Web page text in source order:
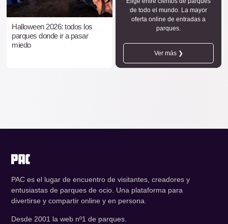
Halloween 2026: todos los
parques donde ir a pasar
miedo
de todo el mundo. La mayor
oferta online de entradas a
parques.
Ver más ❯
PAC es el lugar de encuentro de visitantes, creadores y
entusiastas de parques de ocio. Una plataforma para
divertirse y compartir online y en persona.
Desde 2001 la web nº1 de parques.